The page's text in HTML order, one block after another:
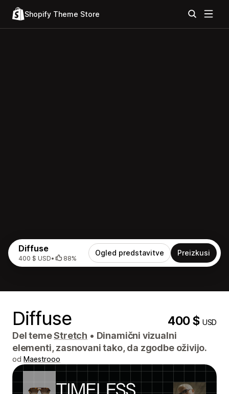
Shopify Theme Store
Diffuse
400 $ USD• 88%
Ogled predstavitve Preizkusi
Diffuse 400 $USD
Del temeStretch • Dinamični vizualni
elementi, zasnovani tako, da zgodbe oživijo.
od Maestrooo